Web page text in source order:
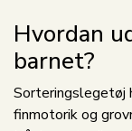
Hvordan
barnet?
Sorteringslegetøj
finmotorik og